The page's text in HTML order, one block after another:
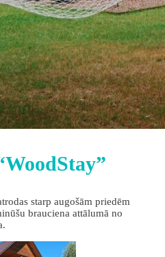
starp augošām priedēm
brauciena attālumā no